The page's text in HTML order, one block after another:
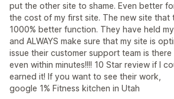
put the other site to shame. Even better
the cost of my first site. The new site that
1000% better function. They have held
and ALWAYS make sure that my site is
issue their customer support team is there
even within minutes!!!! 10 Star review if I
earned it! If you want to see their work,
google 1% Fitness kitchen in Utah